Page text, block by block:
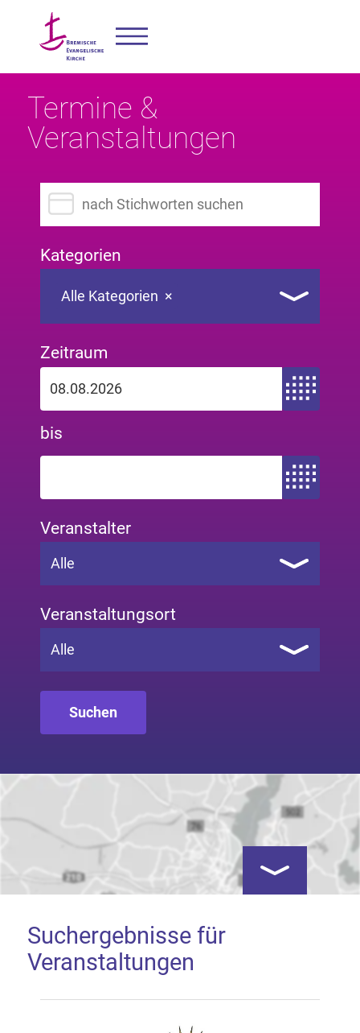
Termine &
Veranstaltungen
Suchbegriff eingeben
Kategorien
×
Alle Kategorien
Zeitraum
Zeitraum von
bis
Zeitraum bis
Veranstalter
Alle
Veranstaltungsort
Alle
Kartenansicht
Suchergebnisse für
Veranstaltungen